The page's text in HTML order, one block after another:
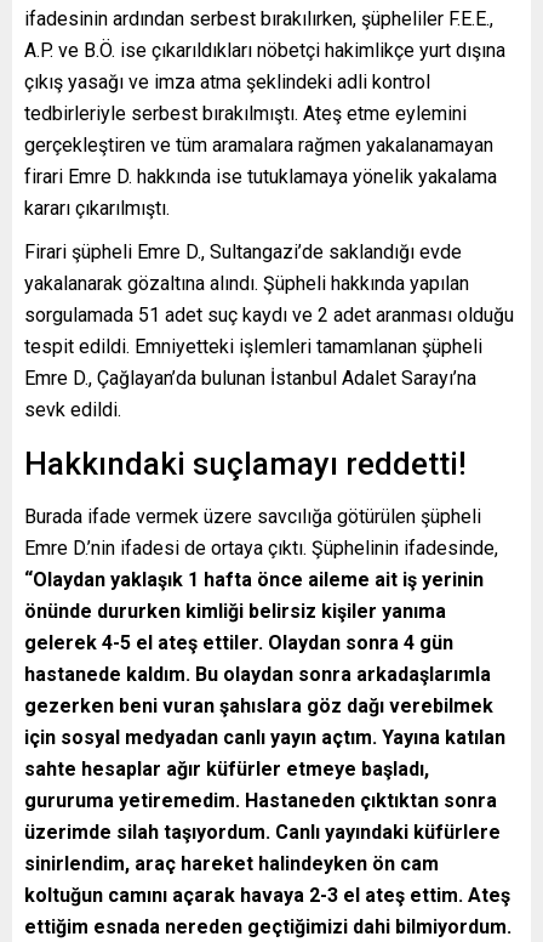
ifadesinin ardından serbest bırakılırken, şüpheliler F.E.E.,
A.P. ve B.Ö. ise çıkarıldıkları nöbetçi hakimlikçe yurt dışına
çıkış yasağı ve imza atma şeklindeki adli kontrol
tedbirleriyle serbest bırakılmıştı. Ateş etme eylemini
gerçekleştiren ve tüm aramalara rağmen yakalanamayan
firari Emre D. hakkında ise tutuklamaya yönelik yakalama
kararı çıkarılmıştı.
Firari şüpheli Emre D., Sultangazi’de saklandığı evde
yakalanarak gözaltına alındı. Şüpheli hakkında yapılan
sorgulamada 51 adet suç kaydı ve 2 adet aranması olduğu
tespit edildi. Emniyetteki işlemleri tamamlanan şüpheli
Emre D., Çağlayan’da bulunan İstanbul Adalet Sarayı’na
sevk edildi.
Hakkındaki suçlamayı reddetti!
Burada ifade vermek üzere savcılığa götürülen şüpheli
Emre D.’nin ifadesi de ortaya çıktı. Şüphelinin ifadesinde,
“Olaydan yaklaşık 1 hafta önce aileme ait iş yerinin
önünde dururken kimliği belirsiz kişiler yanıma
gelerek 4-5 el ateş ettiler. Olaydan sonra 4 gün
hastanede kaldım. Bu olaydan sonra arkadaşlarımla
gezerken beni vuran şahıslara göz dağı verebilmek
için sosyal medyadan canlı yayın açtım. Yayına katılan
sahte hesaplar ağır küfürler etmeye başladı,
gururuma yetiremedim. Hastaneden çıktıktan sonra
üzerimde silah taşıyordum. Canlı yayındaki küfürlere
sinirlendim, araç hareket halindeyken ön cam
koltuğun camını açarak havaya 2-3 el ateş ettim. Ateş
ettiğim esnada nereden geçtiğimizi dahi bilmiyordum.